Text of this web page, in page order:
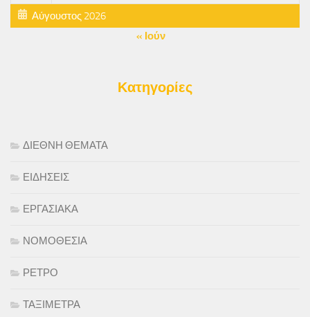
Αύγουστος 2026
« Ιούν
Κατηγορίες
ΔΙΕΘΝΗ ΘΕΜΑΤΑ
ΕΙΔΗΣΕΙΣ
ΕΡΓΑΣΙΑΚΑ
ΝΟΜΟΘΕΣΙΑ
ΡΕΤΡΟ
ΤΑΞΙΜΕΤΡΑ